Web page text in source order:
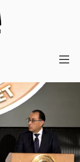
Main
Secondary
Navigation